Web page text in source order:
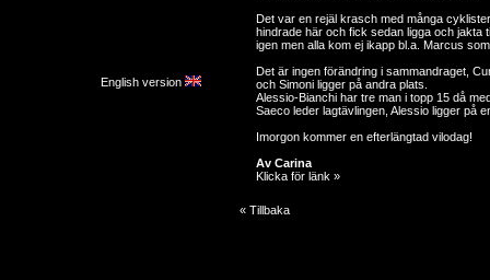
English version
Det var en rejäl krasch med många
hindrade här och fick sedan ligga och jakta
igen men alla kom ej ikapp bl.a. Marcus
Det är ingen förändring i sammandraget,
och Simoni ligger på andra plats.
Alessio-Bianchi har tre man i topp 15 då
Saeco leder lagtävlingen, Alessio ligger på
Imorgon kommer en efterlängtad vilodag!
Av Carina
Klicka för länk »
« Tillbaka